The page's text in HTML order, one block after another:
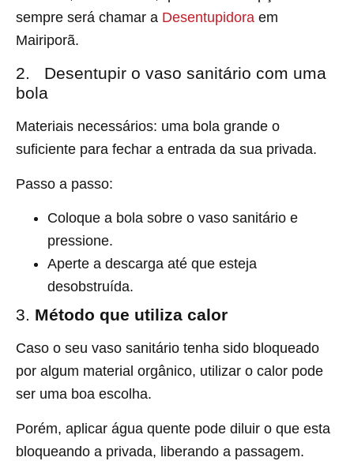
sempre será chamar a Desentupidora em
Mairiporã.
2. Desentupir o vaso sanitário com uma
bola
Materiais necessários: uma bola grande o
suficiente para fechar a entrada da sua privada.
Passo a passo:
Coloque a bola sobre o vaso sanitário e
pressione.
Aperte a descarga até que esteja
desobstruída.
3. Método que utiliza calor
Caso o seu vaso sanitário tenha sido bloqueado
por algum material orgânico, utilizar o calor pode
ser uma boa escolha.
Porém, aplicar água quente pode diluir o que esta
bloqueando a privada, liberando a passagem.